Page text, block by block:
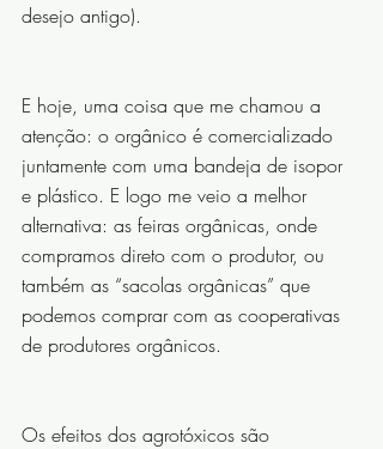
desejo antigo).
E hoje, uma coisa que me chamou a
atenção: o orgânico é comercializado
juntamente com uma bandeja de isopor
e plástico. E logo me veio a melhor
alternativa: as feiras orgânicas, onde
compramos direto com o produtor, ou
também as “sacolas orgânicas” que
podemos comprar com as cooperativas
de produtores orgânicos.
Os efeitos dos agrotóxicos são